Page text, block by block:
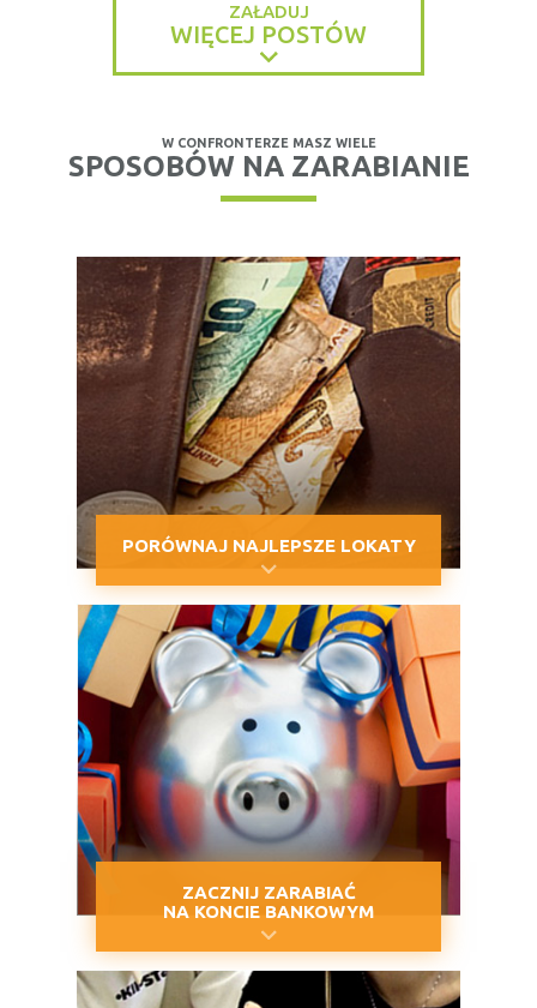
ZAŁADUJ
WIĘCEJ POSTÓW
W CONFRONTERZE MASZ WIELE
SPOSOBÓW NA ZARABIANIE
PORÓWNAJ NAJLEPSZE LOKATY
ZACZNIJ ZARABIAĆ
NA KONCIE BANKOWYM